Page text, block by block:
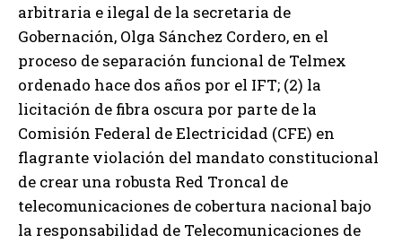
arbitraria e ilegal de la secretaria de
Gobernación, Olga Sánchez Cordero, en el
proceso de separación funcional de Telmex
ordenado hace dos años por el IFT; (2) la
licitación de fibra oscura por parte de la
Comisión Federal de Electricidad (CFE) en
flagrante violación del mandato constitucional
de crear una robusta Red Troncal de
telecomunicaciones de cobertura nacional bajo
la responsabilidad de Telecomunicaciones de